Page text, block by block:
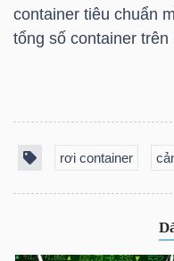
container tiêu chuẩn
tổng số container
rơi container
SINH